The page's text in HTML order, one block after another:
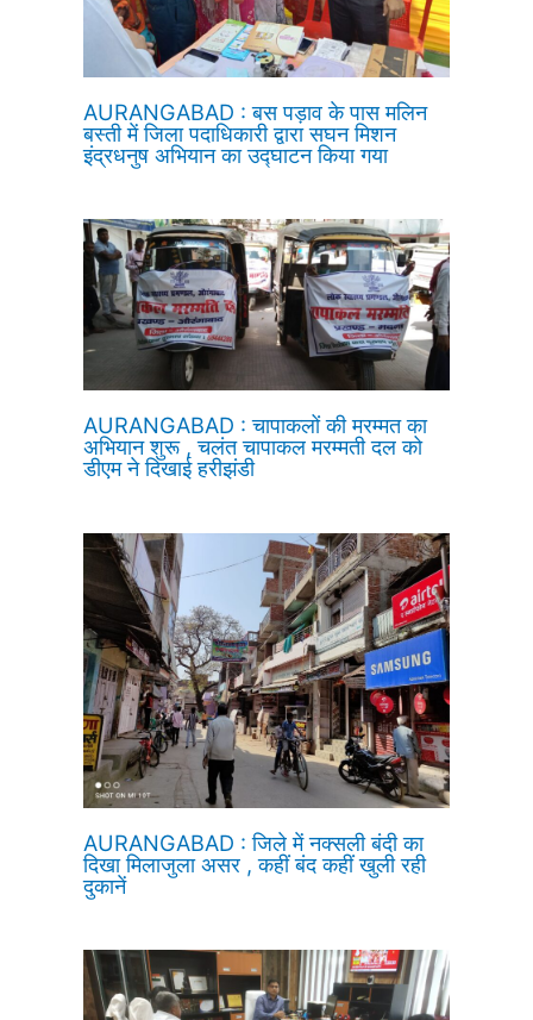
AURANGABAD : बस पड़ाव के पास मलिन
बस्ती में जिला पदाधिकारी द्वारा सघन मिशन
इंद्रधनुष अभियान का उद्घाटन किया गया
AURANGABAD : चापाकलों की मरम्मत का
अभियान शुरू , चलंत चापाकल मरम्मती दल को
डीएम ने दिखाई हरीझंडी
AURANGABAD : जिले में नक्सली बंदी का
दिखा मिलाजुला असर , कहीं बंद कहीं खुली रही
दुकानें